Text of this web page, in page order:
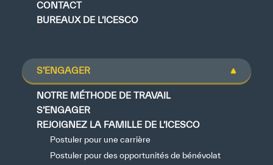
CONTACT
BUREAUX DE L’ICESCO
S’ENGAGER
NOTRE MÉTHODE DE TRAVAIL
S’ENGAGER
REJOIGNEZ LA FAMILLE DE L’ICESCO
Postuler pour une carrière
Postuler pour des opportunités de bénévolat